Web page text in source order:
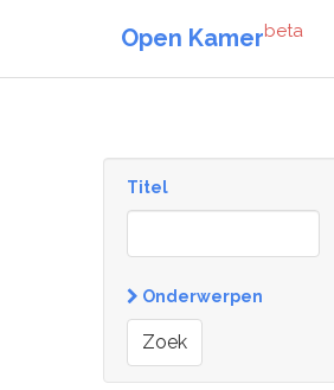
Open Kamerbeta
Titel
Onderwerpen
Zoek